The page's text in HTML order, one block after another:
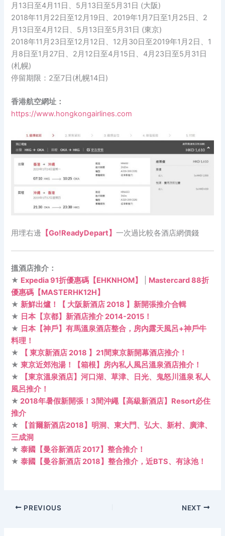
月13日至4月11日、5月13日至5月31日 (大阪)
2018年11月22日至12月19日、2019年1月7日至1月25日、2
月13日至4月12日、5月13日至5月31日 (東京)
2018年11月23日至12月12日、12月30日至2019年1月2日、1
月8日至1月27日、2月12日至4月15日、4月23日至5月31日
(札幌)
停留期限：2至7日(札幌14日)
香港航空網址：
https://www.hongkongairlines.com
用埋右邊 【Go!ReadyDepart】一次過比較各酒店網價錢
搵酒店推介：
★ Expedia 91折優惠碼【EHKNHOM】
Mastercard 88折
優惠碼【MASTERHK12H】
★新鮮出爐！【 大阪新酒店 2018 】新開張推介合輯
★ 日本【京都】新酒店推介 2014-2015！
★ 日本【神戶】有馬溫泉酒店整合，房內露天風呂+神戶牛
料理！
★
【 東京新酒店 2018 】21間東京新開幕酒店推介！
★東京近郊泡湯！【箱根】房內私人風呂溫泉酒店推介！
★
【東京溫泉酒店】河口湖、草津、日光、鬼怒川溫泉 私人
風呂推介！
★2018年暑假新開張！3間沖繩【高級新酒店】Resort必住
推介
★
【首爾新酒店2018】明洞、東大門、弘大、新村、廣津、
三成洞
★泰國【曼谷新酒店 2017】整合推介！
★泰國【曼谷新酒店 2018】整合推介，近BTS、有泳池！
PREVIOUS NEXT